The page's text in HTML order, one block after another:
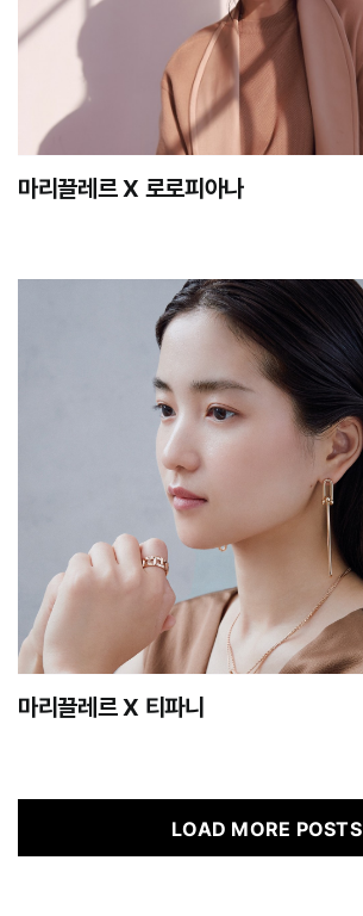
마리끌레르 X 로로피아나
마리끌레르 X 티파니
LOAD MORE POSTS